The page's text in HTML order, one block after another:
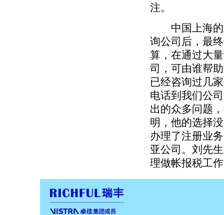
注。
中国上海的
询公司后，最
算，在通过大
司，可由谁帮
已经咨询过几
电话到我们公
出的众多问题
明，他的选择
办理了注册业
亚公司。刘先
理做帐报税工